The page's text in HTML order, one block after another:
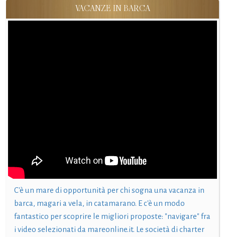
VACANZE IN BARCA
C'è un mare di opportunità per chi sogna una vacanza in
barca, magari a vela, in catamarano. E c'è un modo
fantastico per scoprire le migliori proposte: "navigare" fra
i video selezionati da mareonline.it. Le società di charter